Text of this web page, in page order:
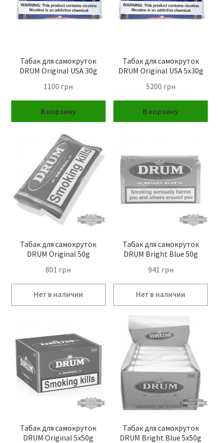
Вопрос-ответ
Табак для самокруток
DRUM Original USA 30g
1100 грн
В корзину
Табак для самокруток
DRUM Original USA 5x30g
5200 грн
В корзину
Табак для самокруток
DRUM Original 50g
801 грн
Табак для самокруток
DRUM Bright Blue 50g
941 грн
Табак для самокруток
DRUM Original 5x50g
Табак для самокруток
DRUM Bright Blue 5x50g